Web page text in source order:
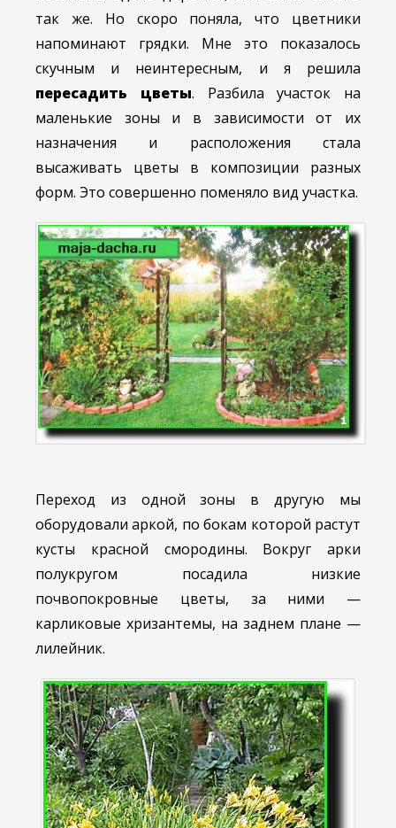
так же. Но скоро поняла, что цветники
напоминают грядки. Мне это показалось
скучным и неинтересным, и я решила
пересадить цветы. Разбила участок на
маленькие зоны и в зависимости от их
назначения и расположения стала
высаживать цветы в композиции разных
форм. Это совершенно поменяло вид участка.
Переход из одной зоны в другую мы
оборудовали аркой, по бокам которой растут
кусты красной смородины. Вокруг арки
полукругом посадила низкие
почвопокровные цветы, за ними —
карликовые хризантемы, на заднем плане —
лилейник.